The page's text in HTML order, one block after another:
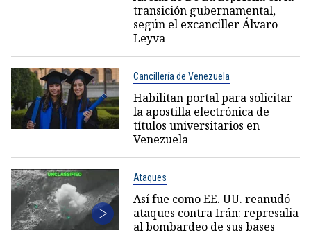
transición gubernamental,
según el excanciller Álvaro
Leyva
Cancillería de Venezuela
Habilitan portal para solicitar
la apostilla electrónica de
títulos universitarios en
Venezuela
Ataques
Así fue como EE. UU. reanudó
ataques contra Irán: represalia
al bombardeo de sus bases